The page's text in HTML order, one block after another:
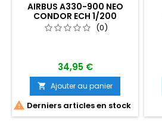
AIRBUS A330-900 NEO
CONDOR ECH 1/200
(0)
34,95 €
 Ajouter au panier
 Derniers articles en stock